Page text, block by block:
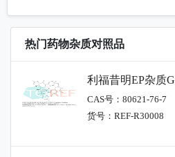
热门药物杂质对照品
利福昔明EP杂质G
CAS号：80621-76-7
货号：REF-R30008